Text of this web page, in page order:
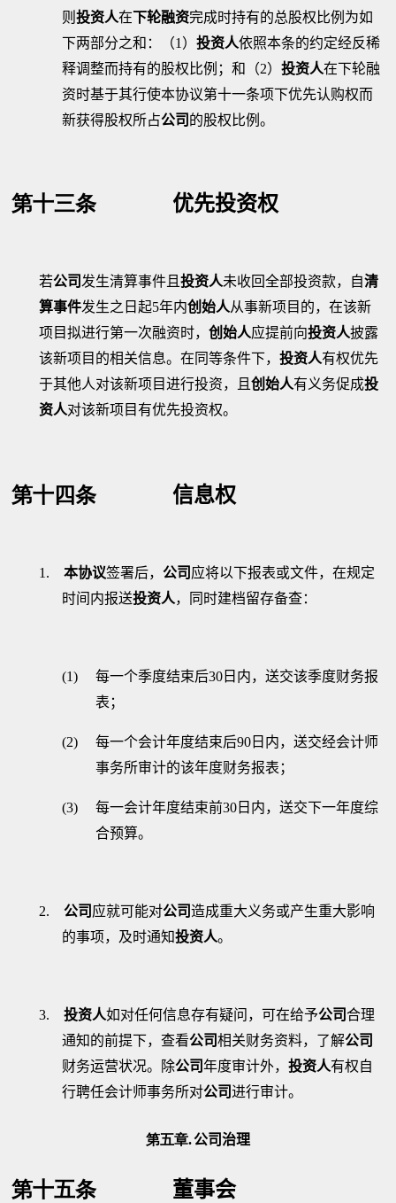
则投资人在下轮融资完成时持有的总股权比例为如
下两部分之和：（1 ）投资人依照本条的约定经反稀
释调整而持有的股权比例；和（2）投资人在下轮融
资时基于其行使本协议第十一条项下优先认购权而
新获得股权所占公司 的股权比例。
第十三条 优先投资权
若公司 发生清算事件且 投资人未收回全部投资款，自清
算事件发生之日起5年内创始人从事新项目的，在该新
项目拟进行第一次融资时， 创始人应提前向投资人披露
该新项目的相关信息。在同等条件下， 投资人有权优先
于其他人对该新项目进行投资，且 创始人有义务促成投
资人对该新项目有优先投资权。
第十四条 信息权
1. 本协议签署后， 公司 应将以下报表或文件，在规定
时间内报送投资人，同时建档留存备查：
(1) 每一个季度结束后30 日内，送交该季度财务报
表；
(2) 每一个会计年度结束后90 日内，送交经会计师
事务所审计的该年度财务报表；
(3) 每一会计年度结束前30 日内，送交下一年度综
合预算。
2. 公司 应就可能对公司造成重大义务或产生重大影响
的事项，及时通知投资人。
3. 投资人如对任何信息存有疑问，可在给予公司合理
通知的前提下，查看公司相关财务资料，了解公司
财务运营状况。除公司年度审计外，投资人有权自
行聘任会计师事务所对公司进行审计。
第五章.公司治理
第十五条 董事会